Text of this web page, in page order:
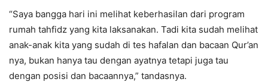
“Saya bangga hari ini melihat keberhasilan dari program
rumah tahfidz yang kita laksanakan. Tadi kita sudah melihat
anak-anak kita yang sudah di tes hafalan dan bacaan Qur’an
nya, bukan hanya tau dengan ayatnya tetapi juga tau
dengan posisi dan bacaannya,” tandasnya.